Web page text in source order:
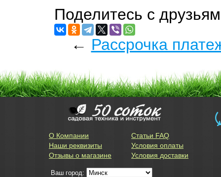
Поделитесь с
← Рассрочка
О Компании
Наши реквизиты
Отзывы о магазине
Статьи FAQ
Условия оплаты
Условия доставки
Ваш город: